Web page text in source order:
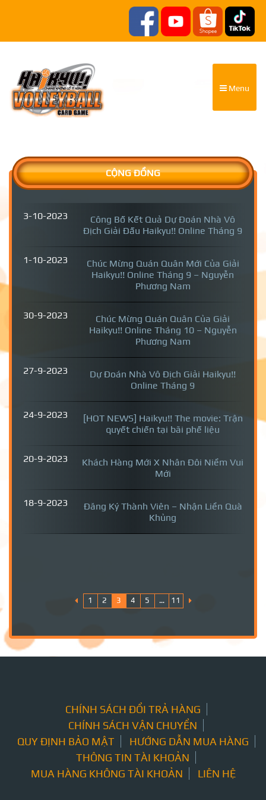
Menu
CỘNG ĐỒNG
3-10-2023
Công Bố Kết Quả Dự Đoán Nhà Vô
Địch Giải Đấu Haikyu!! Online Tháng 9
1-10-2023
Chúc Mừng Quán Quân Mới Của Giải
Haikyu!! Online Tháng 9 – Nguyễn
Phương Nam
30-9-2023
Chúc Mừng Quán Quân Của Giải
Haikyu!! Online Tháng 10 – Nguyễn
Phương Nam
27-9-2023
Dự Đoán Nhà Vô Địch Giải Haikyu!!
Online Tháng 9
24-9-2023
[HOT NEWS] Haikyu!! The movie: Trận
quyết chiến tại bãi phế liệu
20-9-2023
Khách Hàng Mới X Nhân Đôi Niềm Vui
Mới
18-9-2023
Đăng Ký Thành Viên – Nhận Liền Quà
Khủng
1 2 3 4 5 … 11
CHÍNH SÁCH ĐỔI TRẢ HÀNG
CHÍNH SÁCH VẬN CHUYỂN
QUY ĐỊNH BẢO MẬT
HƯỚNG DẪN MUA HÀNG
THÔNG TIN TÀI KHOẢN
MUA HÀNG KHÔNG TÀI KHOẢN
LIÊN HỆ